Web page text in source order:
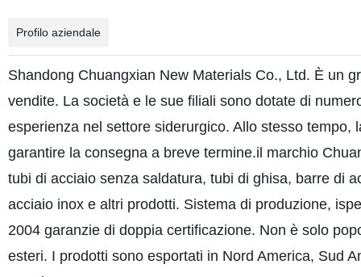
Profilo aziendale
Shandong Chuangxian New Materials Co., Ltd. È un
vendite. La società e le sue filiali sono dotate di
esperienza nel settore siderurgico. Allo stesso
garantire la consegna a breve termine.il marchio
tubi di acciaio senza saldatura, tubi di ghisa, barre di
acciaio inox e altri prodotti. Sistema di produzione,
2004 garanzie di doppia certificazione. Non è solo
esteri. I prodotti sono esportati in Nord America, Sud